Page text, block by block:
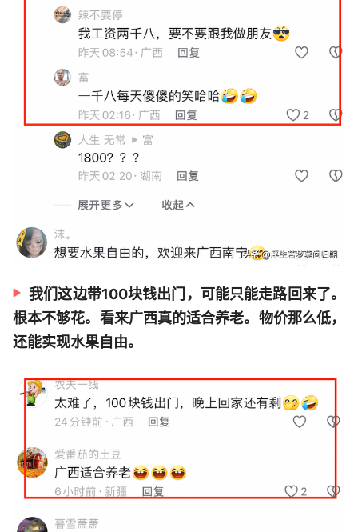
我们这边带100块钱出门，可能只能走路回来了。
根本不够花。看来广西真的适合养老。物价那么低，
还能实现水果自由。